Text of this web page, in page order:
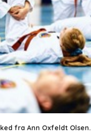
fra Ann Oxfeldt Olsen.